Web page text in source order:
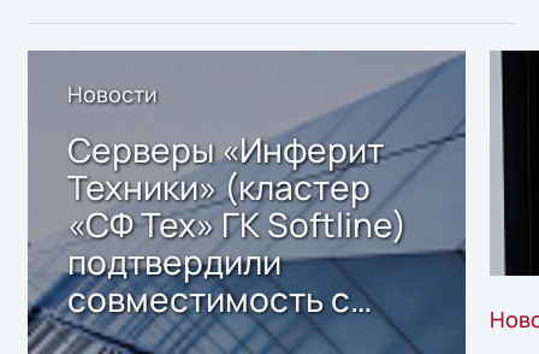
Новости
Серверы «Инферит
Техники» (кластер
«СФ Тех» ГК Softline)
подтвердили
совместимость с
решением Sharx